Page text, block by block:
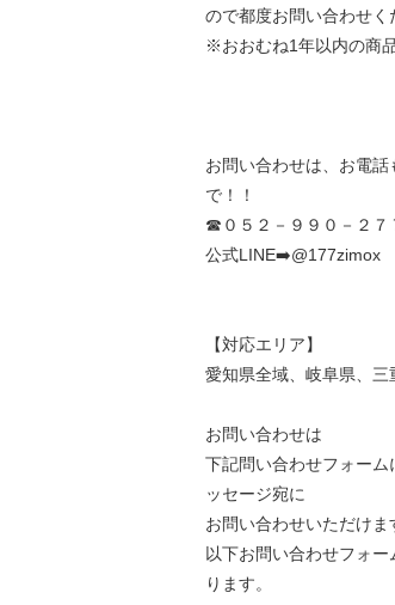
ので都度お問い合わせく
※おおむね1年以内の商
お問い合わせは、お電
で！！
☎０５２－９９０－２７
公式LINE➡️@177zimox
【対応エリア】
愛知県全域、岐阜県、三
お問い合わせは
下記問い合わせフォー
ッセージ宛に
お問い合わせいただけま
以下お問い合わせフォ
ります。